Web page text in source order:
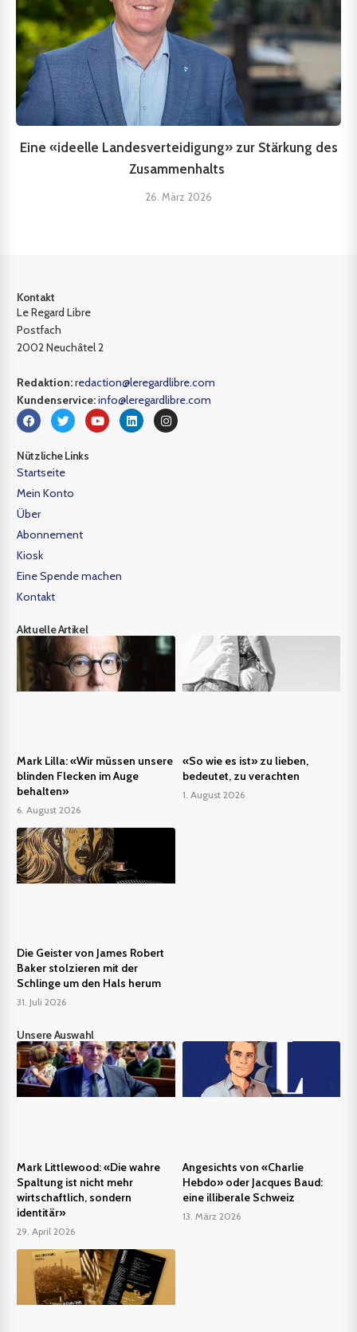
Eine «ideelle Landesverteidigung» zur Stärkung des
Zusammenhalts
26. März 2026
Kontakt
Le Regard Libre
Postfach
2002 Neuchâtel 2
Redaktion:redaction@leregardlibre.com
Kundenservice:info@leregardlibre.com
Nützliche Links
Startseite
Mein Konto
Über
Abonnement
Kiosk
Eine Spende machen
Kontakt
Aktuelle Artikel
Mark Lilla: «Wir müssen unsere
blinden Flecken im Auge
behalten»
6. August 2026
«So wie es ist» zu lieben,
bedeutet, zu verachten
1. August 2026
Die Geister von James Robert
Baker stolzieren mit der
Schlinge um den Hals herum
31. Juli 2026
Unsere Auswahl
Mark Littlewood: «Die wahre
Spaltung ist nicht mehr
wirtschaftlich, sondern
identitär»
29. April 2026
Angesichts von «Charlie
Hebdo» oder Jacques Baud:
eine illiberale Schweiz
13. März 2026